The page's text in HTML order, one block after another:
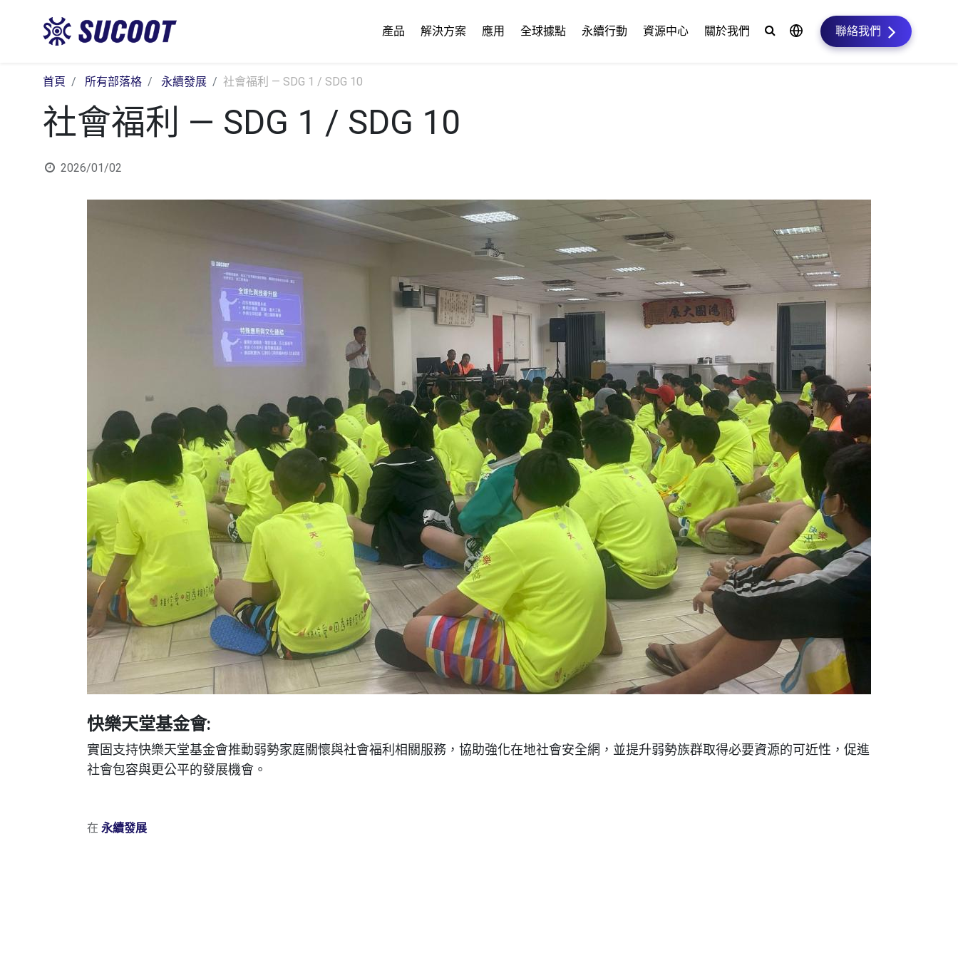
產品 解決方案 應用 全球據點 永續行動 資源中心 關於我們 聯絡我們
首頁 所有部落格 永續發展 社會福利 — SDG 1 / SDG 10
社會福利 — SDG 1 / SDG 10
2026/01/02
快樂天堂基金會:
實固支持快樂天堂基金會推動弱勢家庭關懷與社會福利相關服務，協助強化在地社會安全網，並提升弱勢族群取得必要資源的可近性，促進
社會包容與更公平的發展機會。
在 永續發展